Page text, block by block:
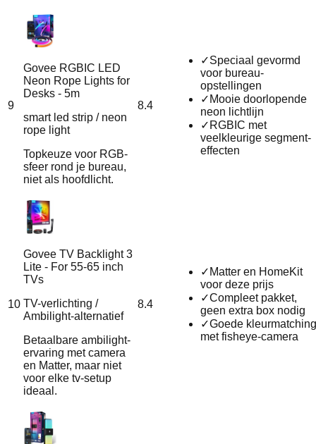
9
Govee RGBIC LED
Neon Rope Lights for
Desks - 5m
smart led strip / neon
rope light
Topkeuze voor RGB-
sfeer rond je bureau,
niet als hoofdlicht.
8.4
✓Speciaal gevormd
voor bureau-
opstellingen
✓ Mooie doorlopende
neon lichtlijn
✓ RGBIC met
veelkleurige segment-
effecten
10
Govee TV Backlight 3
Lite - For 55-65 inch
TVs
TV-verlichting /
Ambilight-alternatief
Betaalbare ambilight-
ervaring met camera
en Matter, maar niet
voor elke tv-setup
ideaal.
8.4
✓ Matter en HomeKit
voor deze prijs
✓Compleet pakket,
geen extra box nodig
✓Goede kleurmatching
met fisheye-camera